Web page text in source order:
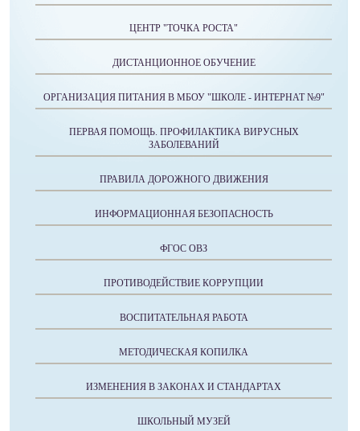
ЦЕНТР "ТОЧКА РОСТА"
ДИСТАНЦИОННОЕ ОБУЧЕНИЕ
ОРГАНИЗАЦИЯ ПИТАНИЯ В МБОУ "ШКОЛЕ - ИНТЕРНАТ №9"
ПЕРВАЯ ПОМОЩЬ. ПРОФИЛАКТИКА ВИРУСНЫХ
ЗАБОЛЕВАНИЙ
ПРАВИЛА ДОРОЖНОГО ДВИЖЕНИЯ
ИНФОРМАЦИОННАЯ БЕЗОПАСНОСТЬ
ФГОС ОВЗ
ПРОТИВОДЕЙСТВИЕ КОРРУПЦИИ
ВОСПИТАТЕЛЬНАЯ РАБОТА
МЕТОДИЧЕСКАЯ КОПИЛКА
ИЗМЕНЕНИЯ В ЗАКОНАХ И СТАНДАРТАХ
ШКОЛЬНЫЙ МУЗЕЙ